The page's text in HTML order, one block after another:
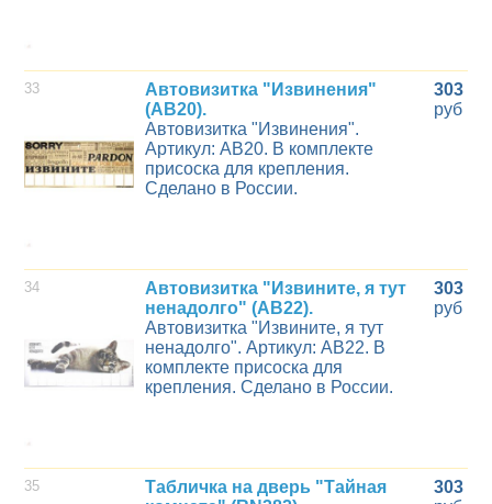
33
Автовизитка "Извинения"
(AB20).
Автовизитка "Извинения".
Артикул: АВ20. В комплекте
присоска для крепления.
Сделано в России.
303
руб
34
Автовизитка "Извините, я тут
ненадолго" (AB22).
Автовизитка "Извините, я тут
ненадолго". Артикул: АВ22. В
комплекте присоска для
крепления. Сделано в России.
303
руб
35
Табличка на дверь "Тайная
303